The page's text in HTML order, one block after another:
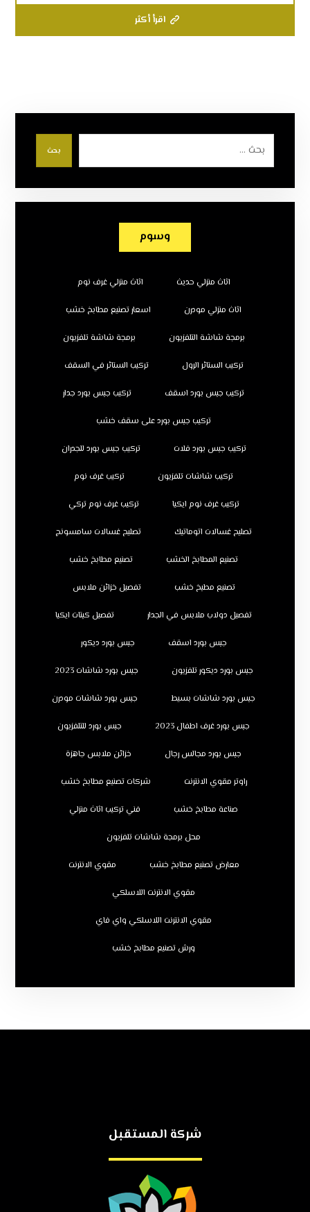
اقرأ أكثر
بحث
وسوم
اثاث منزلي حديث اثاث منزلي غرف نوم
اثاث منزلي مودرن اسعار تصنيع مطابخ خشب
برمجة شاشة التلفزيون برمجة شاشة تلفزيون
تركيب الستائر الرول تركيب الستائر في السقف
تركيب جبس بورد اسقف تركيب جبس بورد جدار
تركيب جبس بورد على سقف خشب
تركيب جبس بورد فلات تركيب جبس بورد للجدران
تركيب شاشات تلفزيون تركيب غرف نوم
تركيب غرف نوم ايكيا تركيب غرف نوم تركي
تصليح غسالات اتوماتيك تصليح غسالات سامسونج
تصنيع المطابخ الخشب تصنيع مطابخ خشب
تصنيع مطبخ خشب تفصيل خزائن ملابس
تفصيل دولاب ملابس في الجدار تفصيل كبتات ايكيا
جبس بورد اسقف جبس بورد ديكور
جبس بورد ديكور تلفزيون جبس بورد شاشات 2023
جبس بورد شاشات بسيط جبس بورد شاشات مودرن
جبس بورد غرف اطفال 2023 جبس بورد للتلفزيون
جبس بورد مجالس رجال خزائن ملابس جاهزة
راوتر مقوي الانترنت شركات تصنيع مطابخ خشب
صناعة مطابخ خشب فني تركيب اثاث منزلي
محل برمجة شاشات تلفزيون
معارض تصنيع مطابخ خشب مقوي الانترنت
مقوي الانترنت اللاسلكي
مقوي الانترنت اللاسلكي واي فاي
ورش تصنيع مطابخ خشب
شركة المستقبل